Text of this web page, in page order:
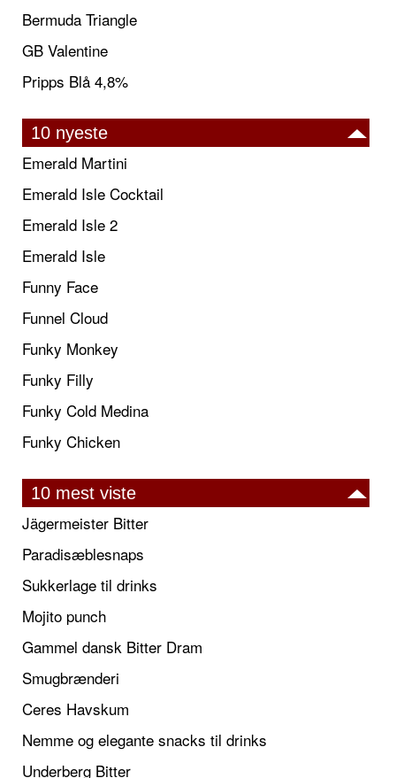
Bermuda Triangle
GB Valentine
Pripps Blå 4,8%
10 nyeste
Emerald Martini
Emerald Isle Cocktail
Emerald Isle 2
Emerald Isle
Funny Face
Funnel Cloud
Funky Monkey
Funky Filly
Funky Cold Medina
Funky Chicken
10 mest viste
Jägermeister Bitter
Paradisæblesnaps
Sukkerlage til drinks
Mojito punch
Gammel dansk Bitter Dram
Smugbrænderi
Ceres Havskum
Nemme og elegante snacks til drinks
Underberg Bitter